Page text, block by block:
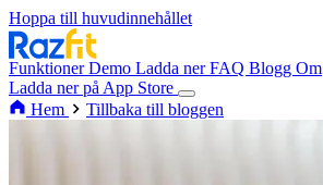
Hoppa till huvudinnehållet
FunktionerDemo Ladda nerFAQ Blogg Om
Ladda ner på App Store
Hem
Tillbaka till bloggen